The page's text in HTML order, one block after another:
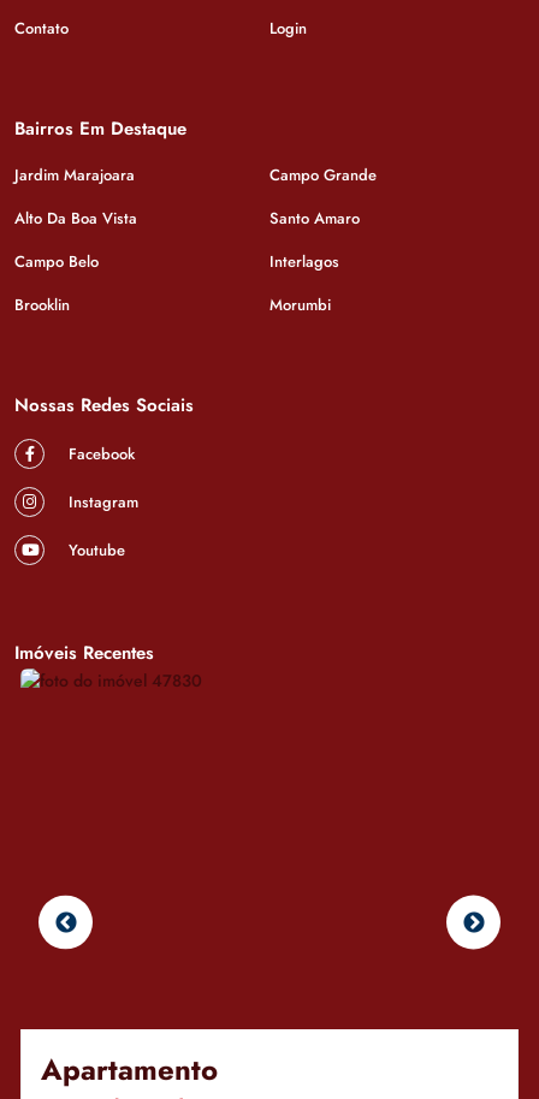
Contato
Login
Bairros Em Destaque
Jardim Marajoara
Campo Grande
Alto Da Boa Vista
Santo Amaro
Campo Belo
Interlagos
Brooklin
Morumbi
Nossas Redes Sociais
Facebook
Instagram
Youtube
Imóveis Recentes
Apartamento